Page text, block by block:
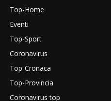
Top-Home
Eventi
Top-Sport
Coronavirus
Top-Cronaca
Top-Provincia
Coronavirus top